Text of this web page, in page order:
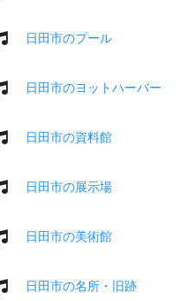
日田市のプール
日田市のヨットハーバー
日田市の資料館
日田市の展示場
日田市の美術館
日田市の名所・旧跡